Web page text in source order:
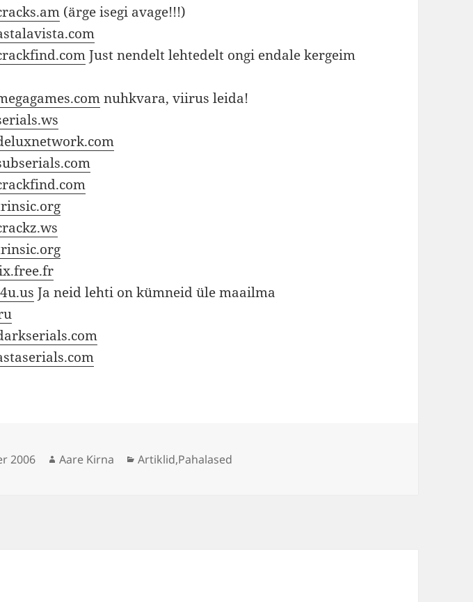
(ärge isegi avage!!!)
Just nendelt lehtedelt ongi endale kergeim
nuhkvara, viirus leida!
Ja neid lehti on kümneid üle maailma
2006 Autor
Aare Kirna Rubriigid
Artiklid,Pahalased